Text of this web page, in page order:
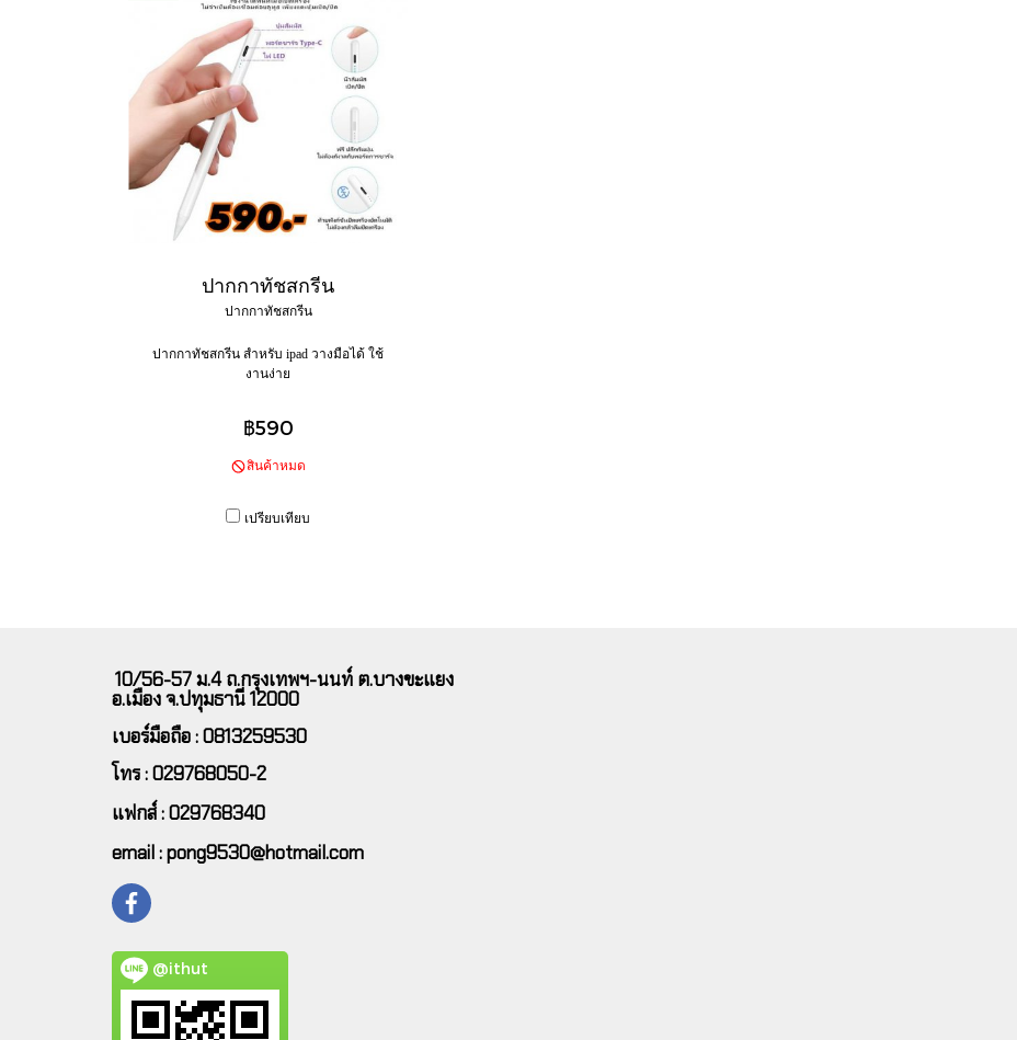
ปากกาทัชสกรีน
ปากกาทัชสกรีน
ปากกาทัชสกรีน สำหรับ ipad วางมือได้ ใช้
งานง่าย
฿590
สินค้าหมด
เปรียบเทียบ
10/56-57 ม.4 ถ.กรุงเทพฯ-นนท์ ต.บางขะแยง
อ.เมือง จ.ปทุมธานี 12000
เบอร์มือถือ : 0813259530
โทร : 029768050-2
แฟกส์ : 029768340
email : pong9530@hotmail.com
@ithut